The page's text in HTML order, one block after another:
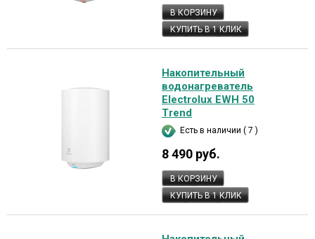
В КОРЗИНУ
КУПИТЬ В 1 КЛИК
Накопительный
водонагреватель
Electrolux EWH 50
Trend
Есть в наличии ( 7 )
8 490 руб.
В КОРЗИНУ
КУПИТЬ В 1 КЛИК